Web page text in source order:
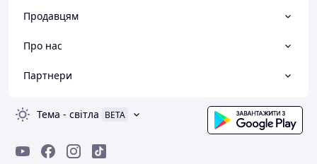
Продавцям
Про нас
Партнери
Тема - світла BETA